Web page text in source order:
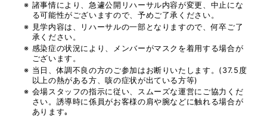
諸事情により、急遽公開リハーサル内容が変更、中止にな
る可能性がございますので、予めご了承ください。
見学内容は、リハーサルの一部となりますので、何卒ご了
承ください。
感染症の状況により、メンバーがマスクを着用する場合が
ございます。
当日、体調不良の方のご参加はお断りいたします。(37.5度
以上の熱がある方、咳の症状が出ている方等)
会場スタッフの指示に従い、スムーズな運営にご協力くだ
さい。誘導時に係員がお客様の肩や腕などに触れる場合が
あります｡